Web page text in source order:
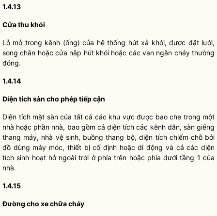
1.4.13
Cửa thu khói
Lỗ mở trong kênh (ống) của hệ thống hút xả khói, được đặt lưới,
song chắn hoặc cửa nắp hút khói hoặc các van ngăn cháy thường
đóng.
1.4.14
Diện tích sàn cho phép tiếp cận
Diện tích mặt sàn của tất cả các khu vực được bao che trong một
nhà hoặc phần nhà, bao gồm cả diện tích các kênh dẫn, sàn giếng
thang máy, nhà vệ sinh, buồng thang bộ, diện tích chiếm chỗ bởi
đồ dùng máy móc, thiết bị cố định hoặc di động và cả các diện
tích sinh hoạt hở ngoài trời ở phía trên hoặc phía dưới tầng 1 của
nhà.
1.4.15
Đường cho xe chữa cháy